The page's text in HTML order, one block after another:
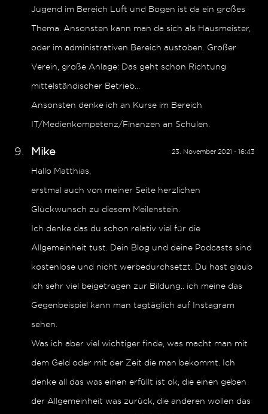
Jugend im Bereich Luft und Bogen ist da ein großes
Thema. Ansonsten kann man da sich als Hausmeister,
oder im administrativen Bereich austoben. Großer
Verein, große Anlage: Das geht schon Richtung
mittelständischer Betrieb…
Ansonsten denke ich an Kurse im Bereich
IT/Medienkompetenz/Finanzen an Schulen.
23. November 2021 - 16:43
Mike
Hallo Matthias,
erstmal auch von meiner Seite herzlichen
Glückwunsch zu diesem Meilenstein.
Ich denke das du schon relativ viel für die
Allgemeinheit tust. Dein Blog und deine Podcasts sind
kostenlose und nicht werbedurchsetzt. Du hast glaub
ich sehr viel beigetragen zur Bildung.. ich meine das
Gegenbeispiel kann man tagtäglich auf Instagram
sehen.
Was ich aber viel wichtiger finde, was macht man mit
dem Geld oder mit der Zeit die man bekommt. Ich
denke all das was einen erfüllt ist ok, die einen geben
der Allgemeinheit was zurück, die anderen wollen das